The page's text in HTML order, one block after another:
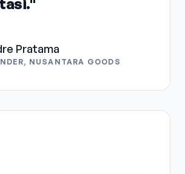
Pratama
NUSANTARA GOODS